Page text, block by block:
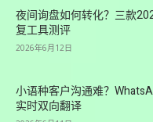
夜间询盘如何转化？三款
复工具测评
2026年6月12日
小语种客户沟通难？
实时双向翻译